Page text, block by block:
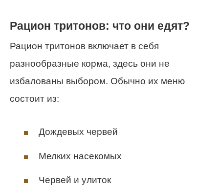
Рацион тритонов: что они едят?
Рацион тритонов включает в себя
разнообразные корма, здесь они не
избалованы выбором. Обычно их меню
состоит из:
Дождевых червей
Мелких насекомых
Червей и улиток